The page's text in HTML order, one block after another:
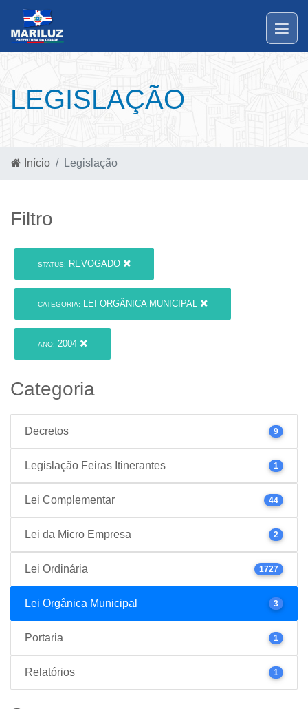
LEGISLAÇÃO
Início Legislação
Filtro
STATUS: REVOGADO
CATEGORIA: LEI ORGÂNICA MUNICIPAL
ANO: 2004
Categoria
Decretos 9
Legislação Feiras Itinerantes 1
Lei Complementar 44
Lei da Micro Empresa 2
Lei Ordinária 1727
Lei Orgânica Municipal 3
Portaria 1
Relatórios 1